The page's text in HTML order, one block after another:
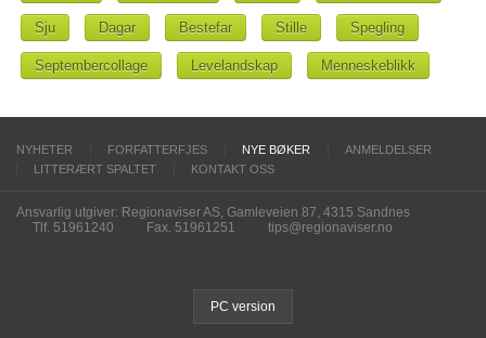
Sju Dagar Bestefar Stille Spegling
Septembercollage Levelandskap Menneskeblikk
NYHETER FORFATTERFJES NYE BØKER
ANMELDELSER
LITTERÆRT SPALTET
KONTAKT OSS
Ansvarlig utgiver: Regionaviser AS, Gamleveien 87, 4315 Sandnes
Tlf. 51961240
Fax. 51961251 tips@regionaviser.no
PC version